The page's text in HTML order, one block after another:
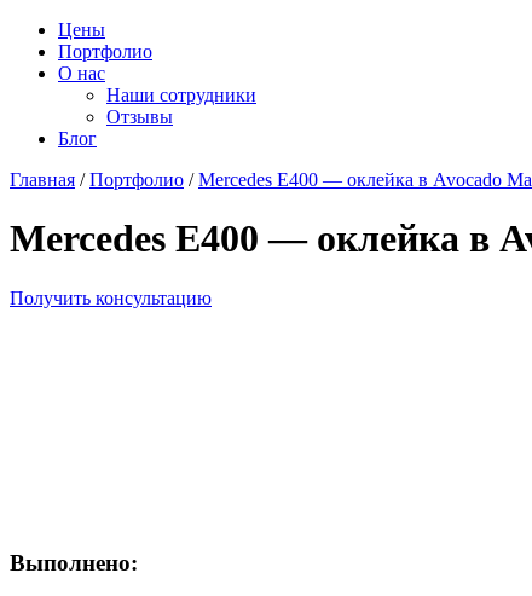
Цены
Портфолио
О нас
Наши сотрудники
Отзывы
Блог
Главная /Портфолио /Mercedes E400 — оклейка в Avocado
Mercedes E400 — оклейка в
Получить консультацию
Выполнено: